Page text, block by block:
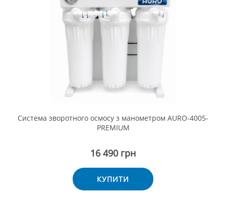
Система зворотного осмосу з манометром AURO-4005-
PREMIUM
16 490 грн
КУПИТИ